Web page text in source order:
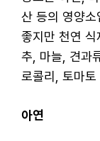
산 등의 영양
좋지만 천연
추, 마늘, 견과
로콜리, 토마
아연